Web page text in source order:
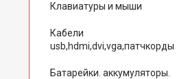
Клавиатуры и мыши
Кабели
usb,hdmi,dvi,vga,патчкорды
Батарейки. аккумуляторы.